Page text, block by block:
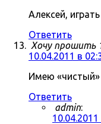
Алексей,
Ответить
Хочу прошить
10.04.2011 в
Имею
Ответить
admin:
10.04.2011